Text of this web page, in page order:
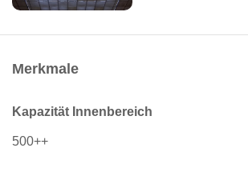
Merkmale
Kapazität Innenbereich
500++